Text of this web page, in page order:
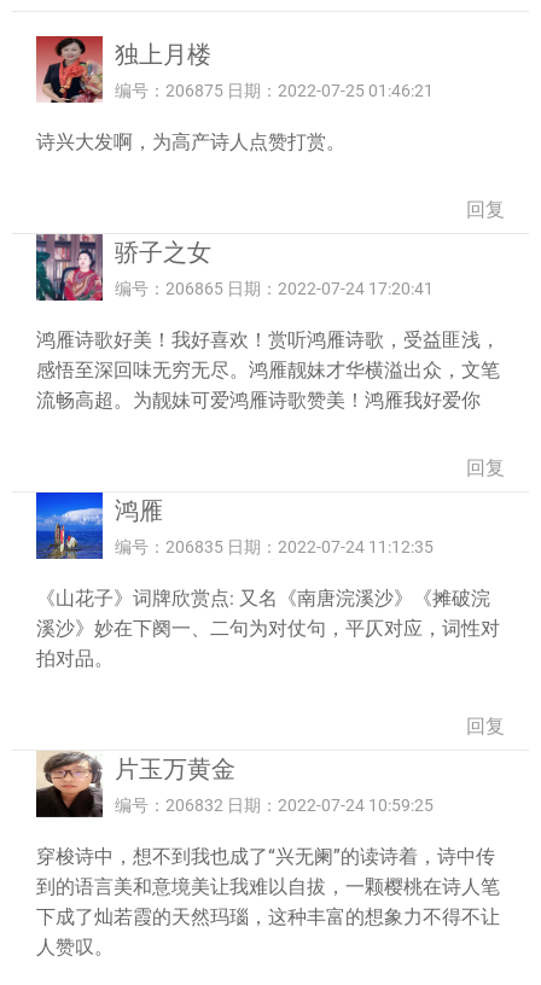
独上月楼
编号：206875 日期：2022-07-25 01:46:21
诗兴大发啊，为高产诗人点赞打赏。
回复
骄子之女
编号：206865 日期：2022-07-24 17:20:41
鸿雁诗歌好美！我好喜欢！赏听鸿雁诗歌，受益匪浅，
感悟至深回味无穷无尽。鸿雁靓妹才华横溢出众，文笔
流畅高超。为靓妹可爱鸿雁诗歌赞美！鸿雁我好爱你
回复
鸿雁
编号：206835 日期：2022-07-24 11:12:35
《山花子》词牌欣赏点: 又名《南唐浣溪沙》《摊破浣
溪沙》妙在下阕一、二句为对仗句，平仄对应，词性对
拍对品。
回复
片玉万黄金
编号：206832 日期：2022-07-24 10:59:25
穿梭诗中，想不到我也成了“兴无阑”的读诗着，诗中传
到的语言美和意境美让我难以自拔，一颗樱桃在诗人笔
下成了灿若霞的天然玛瑙，这种丰富的想象力不得不让
人赞叹。